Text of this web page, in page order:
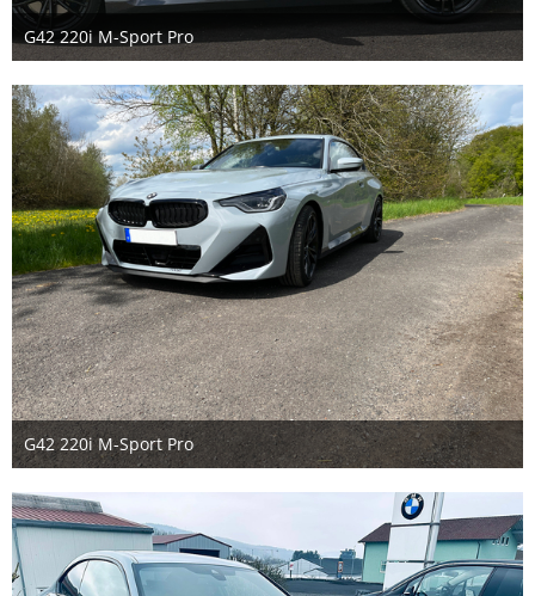
G42 220i M-Sport Pro
8. Mai 2023
G42 220i M-Sport Pro
8. Mai 2023